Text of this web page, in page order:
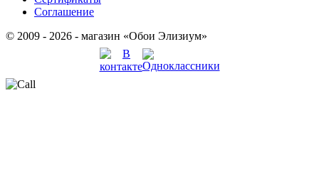
Соглашение
© 2009 - 2026 - магазин «Обои Элизиум»